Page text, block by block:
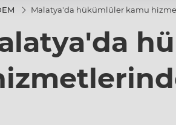
Malatya'da hükümlüler kamu